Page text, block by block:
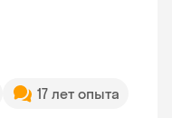
17 лет опыта